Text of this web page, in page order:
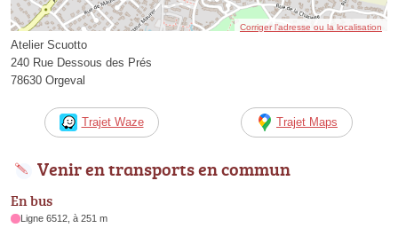
Corriger l’adresse ou la localisation
Atelier Scuotto
240 Rue Dessous des Prés
78630 Orgeval
Trajet Waze Trajet Maps
Venir en transports en commun
En bus
Ligne 6512, à 251 m